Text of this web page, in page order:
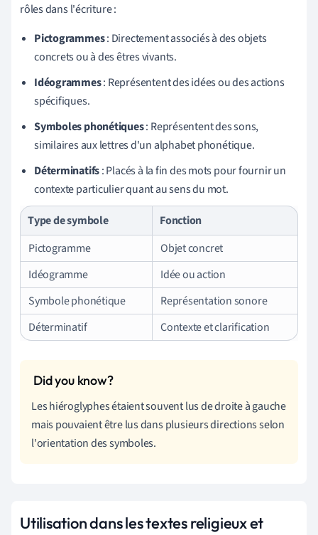
rôles dans l'écriture :
Pictogrammes: Directement associés à des objets
concrets ou à des êtres vivants.
Idéogrammes: Représentent des idées ou des actions
spécifiques.
Symboles phonétiques: Représentent des sons,
similaires aux lettres d'un alphabet phonétique.
Déterminatifs: Placés à la fin des mots pour fournir un
contexte particulier quant au sens du mot.
Type de symbole
Fonction
Pictogramme
Objet concret
Idéogramme
Idée ou action
Symbole phonétique
Représentation sonore
Déterminatif
Contexte et clarification
Les hiéroglyphes étaient souvent lus de droite à gauche
mais pouvaient être lus dans plusieurs directions selon
l'orientation des symboles.
Utilisation dans les textes religieux et